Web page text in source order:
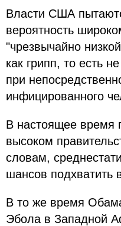
Власти США
вероятность
"чрезвычайно
как грипп, то есть
при
инфицированного
В настоящее время
высоком
словам,
шансов подхватить
В то же время
Эбола в Западной